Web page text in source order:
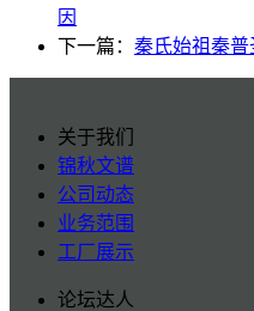
因
下一篇： 秦氏始祖秦普
关于我们
锦秋文谱
公司动态
业务范围
工厂展示
论坛达人